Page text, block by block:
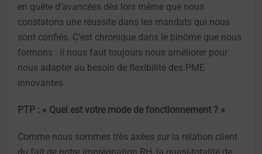
en quête d’avancées dès lors même que nous
constatons une réussite dans les mandats qui nous
sont confiés. C’est chronique dans le binôme que nous
formons : il nous faut toujours nous améliorer pour
nous adapter au besoin de flexibilité des PME
innovantes.
PTP : « Quel est votre mode de fonctionnement ? »
Comme nous sommes très axées sur la relation client
du fait de notre imprégnation RH, la quasi-totalité de